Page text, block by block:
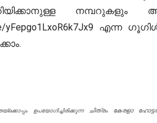
നമ്പറുകളും
yFepgo1LxoR6k7Jx9 എന്ന
ഉപയോഗിച്ചിരിക്കുന്ന ചിത്രം കേരളാ